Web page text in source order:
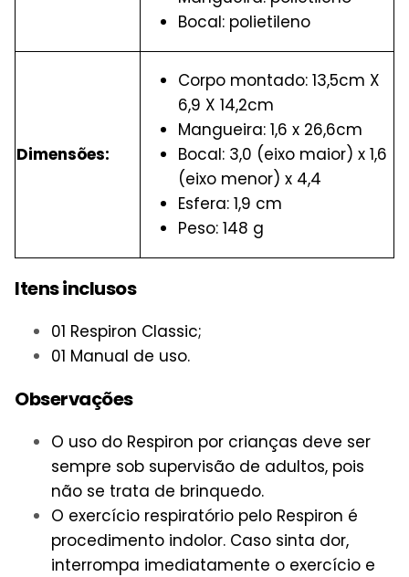
Bocal: polietileno
Dimensões:
Corpo montado: 13,5cm X
6,9 X 14,2cm
Mangueira: 1,6 x 26,6cm
Bocal: 3,0 (eixo maior) x 1,6
(eixo menor) x 4,4
Esfera: 1,9 cm
Peso: 148 g
Itens inclusos
01 Respiron Classic;
01 Manual de uso.
Observações
O uso do Respiron por crianças deve ser
sempre sob supervisão de adultos, pois
não se trata de brinquedo.
O exercício respiratório pelo Respiron é
procedimento indolor. Caso sinta dor,
interrompa imediatamente o exercício e